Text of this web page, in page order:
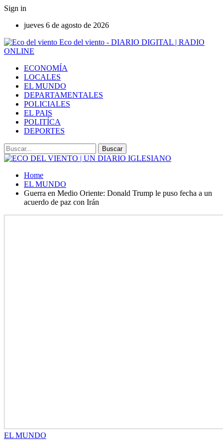
Sign in
jueves 6 de agosto de 2026
Eco del viento - DIARIO DIGITAL | RADIO
ONLINE
ECONOMÍA
LOCALES
EL MUNDO
DEPARTAMENTALES
POLICIALES
EL PAIS
POLITÍCA
DEPORTES
Home
EL MUNDO
Guerra en Medio Oriente: Donald Trump le puso fecha a un
acuerdo de paz con Irán
EL MUNDO